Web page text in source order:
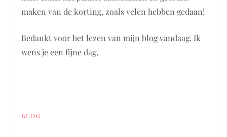
maken van de korting, zoals velen hebben gedaan!
Bedankt voor het lezen van mijn blog vandaag. Ik
wens je een fijne dag,
BLOG